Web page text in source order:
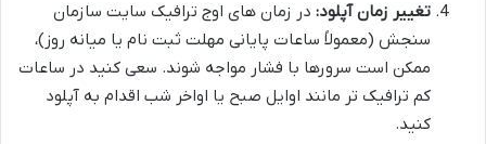
تغییر زمان آپلود: در زمان های اوج ترافیک سایت سازمان
سنجش (معمولاً ساعات پایانی مهلت ثبت نام یا میانه روز)،
ممکن است سرورها با فشار مواجه شوند. سعی کنید در ساعات
کم ترافیک تر مانند اوایل صبح یا اواخر شب اقدام به آپلود
کنید.